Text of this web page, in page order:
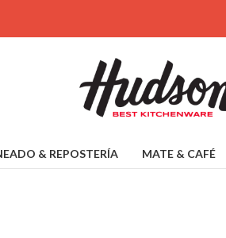
& REPOSTERÍA MATE & CAFÉ